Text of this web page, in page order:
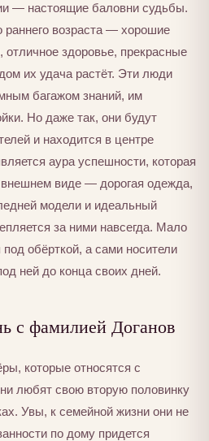
— настоящие баловни судьбы.
раннего возраста — хорошие
отличное здоровье, прекрасные
их удача растёт. Эти люди
багажом знаний, им
Но даже так, они будут
и находится в центре
аура успешности, которая
внешнем виде — дорогая одежда,
модели и идеальный
за ними навсегда. Мало
под обёрткой, а сами носители
ней до конца своих дней.
с фамилией Доганов
которые относятся с
любят свою вторую половинку
Увы, к семейной жизни они не
по дому придется